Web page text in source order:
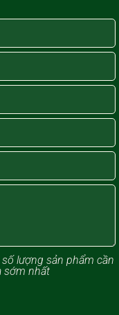
lượng sản phẩm cần
sớm nhất